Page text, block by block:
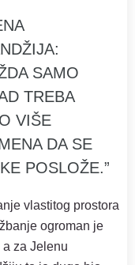
SAMO
TREBA
VIŠE
DA SE
POSLOŽE.”
vlastitog prostora
ogroman je
a za Jelenu